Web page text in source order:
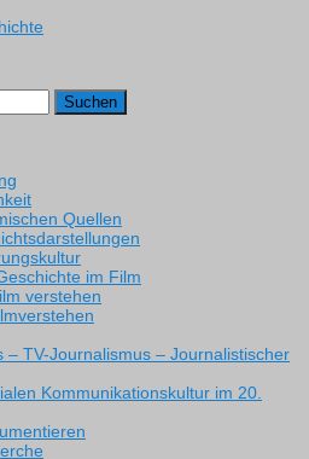
Quellen
im Film
verstehen
– TV-Journalismus – Journalistischer
Kommunikationskultur im 20.